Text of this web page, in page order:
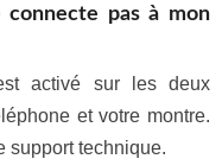
pas à mon
activé sur les deux
et votre montre.
support technique.